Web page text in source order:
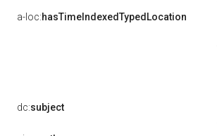
a-loc:hasTimeIndexedTypedLocation
dc:subject